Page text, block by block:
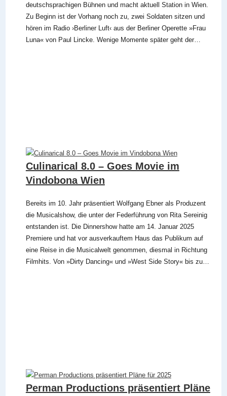
deutschsprachigen Bühnen und macht aktuell Station in Wien.
Zu Beginn ist der Vorhang noch zu, zwei Soldaten sitzen und
hören im Radio ›Berliner Luft‹ aus der Berliner Operette »Frau
Luna« von Paul Lincke. Wenige Momente später geht der…
Culinarical 8.0 – Goes Movie im
Vindobona Wien
Bereits im 10. Jahr präsentiert Wolfgang Ebner als Produzent
die Musicalshow, die unter der Federführung von Rita Sereinig
entstanden ist. Die Dinnershow hatte am 14. Januar 2025
Premiere und hat vor ausverkauftem Haus das Publikum auf
eine Reise in die Musicalwelt genommen, diesmal in Richtung
Filmhits. Von »Dirty Dancing« und »West Side Story« bis zu…
Perman Productions präsentiert Pläne